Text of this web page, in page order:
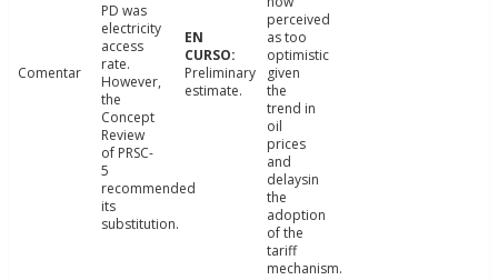
Comentar
PD was
electricity
access
rate.
However,
the
Concept
Review
of PRSC-
5
recommended
its
substitution.
Preliminary
estimate.
perceived
as too
optimistic
given
the
trend in
oil
prices
and
delaysin
the
adoption
of the
tariff
mechanism.